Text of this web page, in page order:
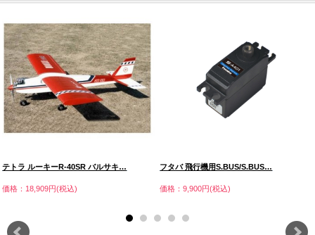
テトラ ルーキーR-40SR バルサキ…
価格：18,909円(税込)
フタバ 飛行機用S.BUS/S.BUS…
価格：9,900円(税込)